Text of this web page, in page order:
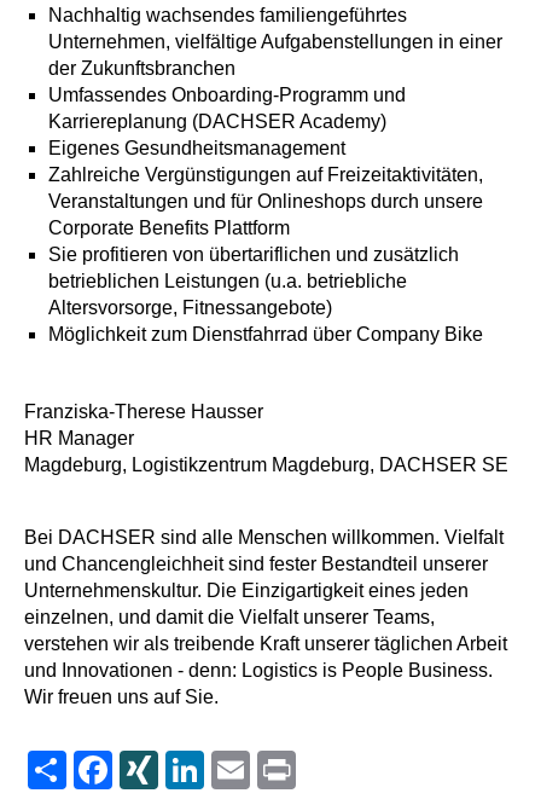
Nachhaltig wachsendes familiengeführtes
Unternehmen, vielfältige Aufgabenstellungen in einer
der Zukunftsbranchen
Umfassendes Onboarding-Programm und
Karriereplanung (DACHSER Academy)
Eigenes Gesundheitsmanagement
Zahlreiche Vergünstigungen auf Freizeitaktivitäten,
Veranstaltungen und für Onlineshops durch unsere
Corporate Benefits Plattform
Sie profitieren von übertariflichen und zusätzlich
betrieblichen Leistungen (u.a. betriebliche
Altersvorsorge, Fitnessangebote)
Möglichkeit zum Dienstfahrrad über Company Bike
Franziska-Therese Hausser
HR Manager
Magdeburg, Logistikzentrum Magdeburg, DACHSER SE
Bei DACHSER sind alle Menschen willkommen. Vielfalt
und Chancengleichheit sind fester Bestandteil unserer
Unternehmenskultur. Die Einzigartigkeit eines jeden
einzelnen, und damit die Vielfalt unserer Teams,
verstehen wir als treibende Kraft unserer täglichen Arbeit
und Innovationen - denn: Logistics is People Business.
Wir freuen uns auf Sie.
Share FacebookXING LinkedInEmail